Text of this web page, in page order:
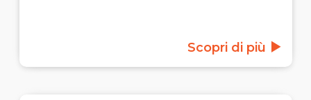
Scopri di più